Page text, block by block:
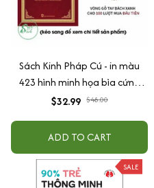
Sách Kinh Pháp Cú - in màu
423 hình minh họa bìa cứng
cao cấp + tặng kèm vòng tay
$32.99 $48.00
ADD TO CART
SALE